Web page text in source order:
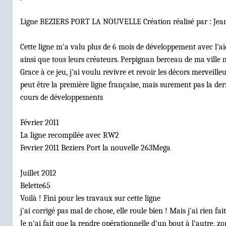
Ligne BEZIERS PORT LA NOUVELLE Création réalisé par :
Cette ligne m'a valu plus de 6 mois de développement avec
ainsi que tous leurs créateurs. Perpignan berceau de ma
Grace à ce jeu, j'ai voulu revivre et revoir les décors
peut être la première ligne française, mais surement pas la
cours de développements
Février 2011
La ligne recompilée avec RW2
Fevrier 2011 Beziers Port la nouvelle 263Mega
Juillet 2012
Belette65
Voilà ! Fini pour les travaux sur cette ligne
j'ai corrigé pas mal de chose, elle roule bien ! Mais j'ai rien
Je n'ai fait que la rendre opérationnelle d'un bout à l'autre,